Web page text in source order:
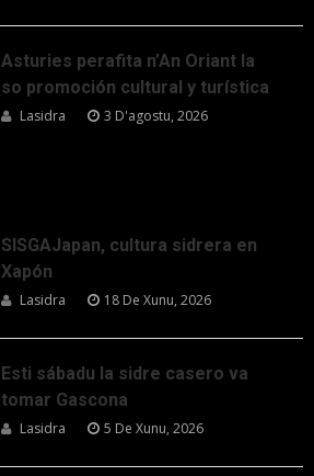
Asturies perafita n’An Oriant la
so promoción cultural y turística
Lasidra 3 D'agostu, 2026
SISGAJapan, cultura sidrera en
Xapón
Lasidra 18 De Xunu, 2026
Esti sábadu la sidre casero va
tomar Gascona
Lasidra 5 De Xunu, 2026